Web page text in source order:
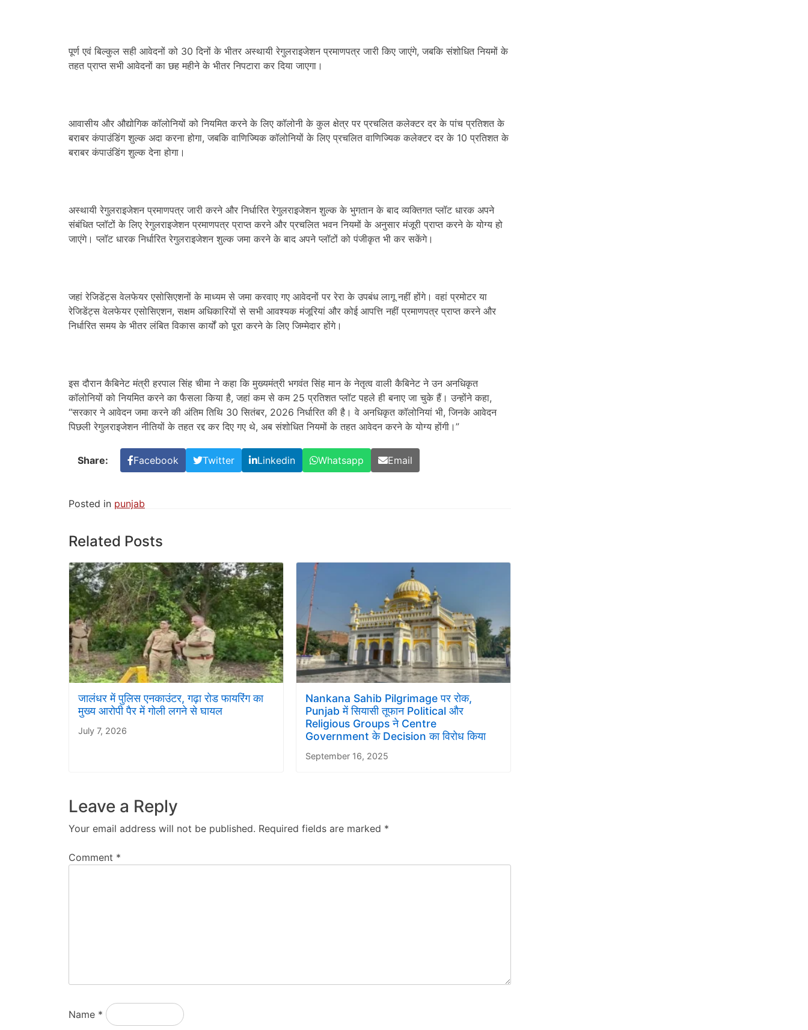
पूर्ण एवं बिल्कुल सही आवेदनों को 30 दिनों के भीतर अस्थायी रेगुलराइजेशन प्रमाणपत्र जारी किए जाएंगे, जबकि संशोधित नियमों के
तहत प्राप्त सभी आवेदनों का छह महीने के भीतर निपटारा कर दिया जाएगा।
आवासीय और औद्योगिक कॉलोनियों को नियमित करने के लिए कॉलोनी के कुल क्षेत्र पर प्रचलित कलेक्टर दर के पांच प्रतिशत के
बराबर कंपाउंडिंग शुल्क अदा करना होगा, जबकि वाणिज्यिक कॉलोनियों के लिए प्रचलित वाणिज्यिक कलेक्टर दर के 10 प्रतिशत के
बराबर कंपाउंडिंग शुल्क देना होगा।
अस्थायी रेगुलराइजेशन प्रमाणपत्र जारी करने और निर्धारित रेगुलराइजेशन शुल्क के भुगतान के बाद व्यक्तिगत प्लॉट धारक अपने
संबंधित प्लॉटों के लिए रेगुलराइजेशन प्रमाणपत्र प्राप्त करने और प्रचलित भवन नियमों के अनुसार मंजूरी प्राप्त करने के योग्य हो
जाएंगे। प्लॉट धारक निर्धारित रेगुलराइजेशन शुल्क जमा करने के बाद अपने प्लॉटों को पंजीकृत भी कर सकेंगे।
जहां रेजिडेंट्स वेलफेयर एसोसिएशनों के माध्यम से जमा करवाए गए आवेदनों पर रेरा के उपबंध लागू नहीं होंगे। वहां प्रमोटर या
रेजिडेंट्स वेलफेयर एसोसिएशन, सक्षम अधिकारियों से सभी आवश्यक मंजूरियां और कोई आपत्ति नहीं प्रमाणपत्र प्राप्त करने और
निर्धारित समय के भीतर लंबित विकास कार्यों को पूरा करने के लिए जिम्मेदार होंगे।
इस दौरान कैबिनेट मंत्री हरपाल सिंह चीमा ने कहा कि मुख्यमंत्री भगवंत सिंह मान के नेतृत्व वाली कैबिनेट ने उन अनधिकृत
कॉलोनियों को नियमित करने का फैसला किया है, जहां कम से कम 25 प्रतिशत प्लॉट पहले ही बनाए जा चुके हैं। उन्होंने कहा,
“सरकार ने आवेदन जमा करने की अंतिम तिथि 30 सितंबर, 2026 निर्धारित की है। वे अनधिकृत कॉलोनियां भी, जिनके आवेदन
पिछली रेगुलराइजेशन नीतियों के तहत रद्द कर दिए गए थे, अब संशोधित नियमों के तहत आवेदन करने के योग्य होंगी।”
Share: Facebook Twitter Linkedin Whatsapp Email
Posted in punjab
Related Posts
जालंधर में पुलिस एनकाउंटर, गढ़ा रोड फायरिंग का
मुख्य आरोपी पैर में गोली लगने से घायल
July 7, 2026
Nankana Sahib Pilgrimage पर रोक,
Punjab में सियासी तूफान Political और
Religious Groups ने Centre
Government के Decision का विरोध किया
September 16, 2025
Leave a Reply
Your email address will not be published. Required fields are marked *
Comment *
Name *